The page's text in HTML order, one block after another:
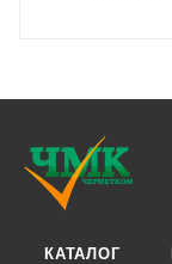
КАТАЛОГ